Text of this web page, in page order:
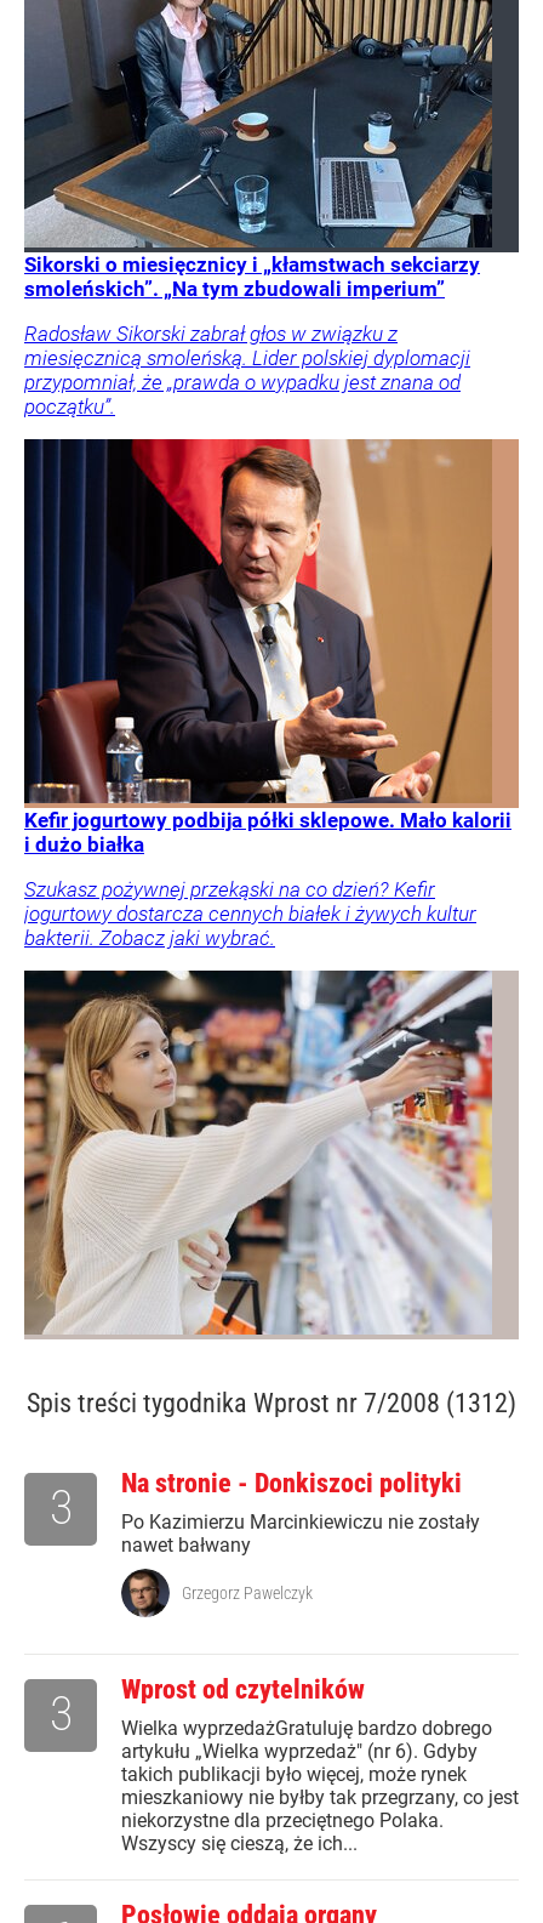
Sikorski o miesięcznicy i „kłamstwach sekciarzy
smoleńskich”. „Na tym zbudowali imperium”
Radosław Sikorski zabrał głos w związku z
miesięcznicą smoleńską. Lider polskiej dyplomacji
przypomniał, że „prawda o wypadku jest znana od
początku”.
Kefir jogurtowy podbija półki sklepowe. Mało kalorii
i dużo białka
Szukasz pożywnej przekąski na co dzień? Kefir
jogurtowy dostarcza cennych białek i żywych kultur
bakterii. Zobacz jaki wybrać.
Spis treści tygodnika Wprost nr 7/2008 (1312)
Na stronie - Donkiszoci polityki
Po Kazimierzu Marcinkiewiczu nie zostały
nawet bałwany
3
Grzegorz Pawelczyk
Wprost od czytelników
Wielka wyprzedażGratuluję bardzo dobrego
artykułu „Wielka wyprzedaż" (nr 6). Gdyby
takich publikacji było więcej, może rynek
mieszkaniowy nie byłby tak przegrzany, co jest
niekorzystne dla przeciętnego Polaka.
Wszyscy się cieszą, że ich...
3
Posłowie oddają organy